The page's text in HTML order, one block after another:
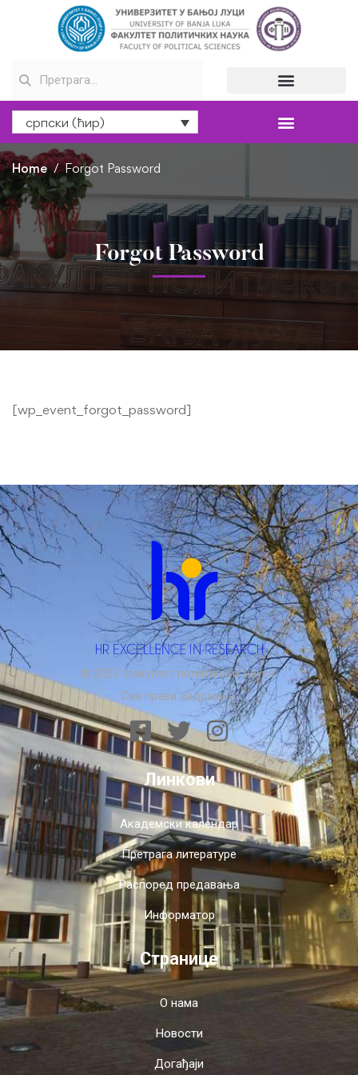
српски (ћир)
Home Forgot Password
Forgot Password
[wp_event_forgot_password]
© 2023 Факултет политичких наука.
Сва права задржана.
Линкови
Академски календар
Претрага литературе
Распоред предавања
Информатор
Странице
О нама
Новости
Догађаји